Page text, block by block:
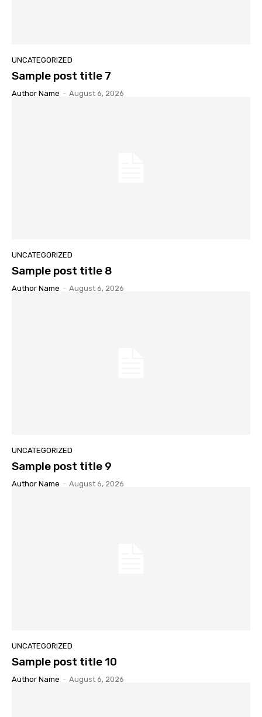
UNCATEGORIZED
Sample post title 7
Author Name - August 6, 2026
UNCATEGORIZED
Sample post title 8
Author Name - August 6, 2026
UNCATEGORIZED
Sample post title 9
Author Name - August 6, 2026
UNCATEGORIZED
Sample post title 10
Author Name - August 6, 2026